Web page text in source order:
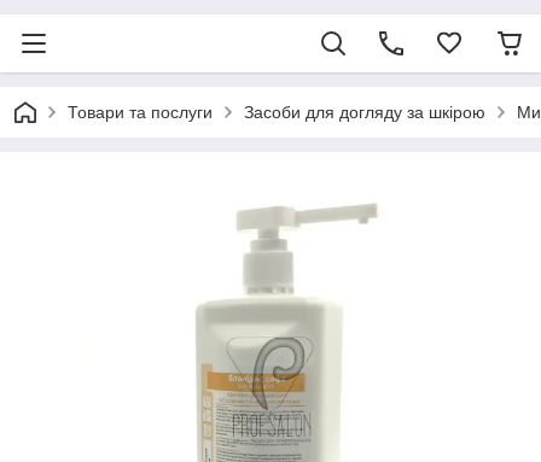
Товари та послуги Засоби для догляду за шкірою